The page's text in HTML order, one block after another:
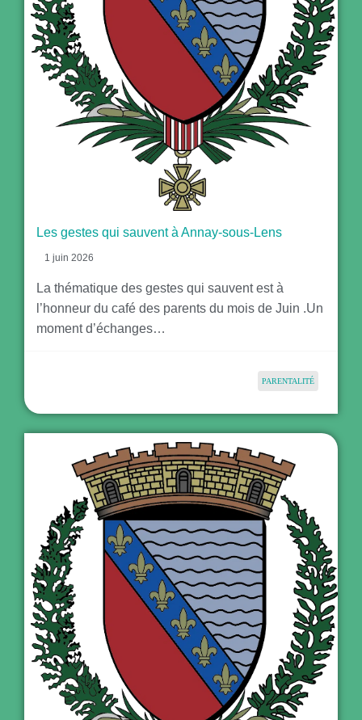
Les gestes qui sauvent à Annay-sous-Lens
1 juin 2026
La thématique des gestes qui sauvent est à
l’honneur du café des parents du mois de Juin .Un
moment d’échanges…
PARENTALITÉ